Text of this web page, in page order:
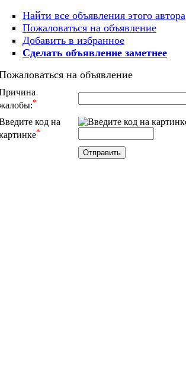
Найти все объявления этого автора
Пожаловаться на объявление
Добавить в избранное
Сделать объявление заметнее
на объявление
*
код на
*